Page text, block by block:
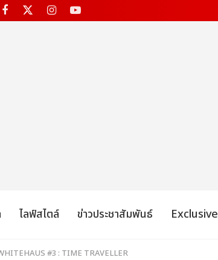
ไลฟ์สไตล์ ข่าวประชาสัมพันธ์ Exclusive
#3 : TIME TRAVELLER